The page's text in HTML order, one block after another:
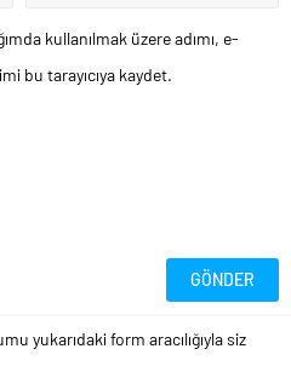
kullanılmak üzere adımı, e-
bu tarayıcıya kaydet.
yukarıdaki form aracılığıyla siz